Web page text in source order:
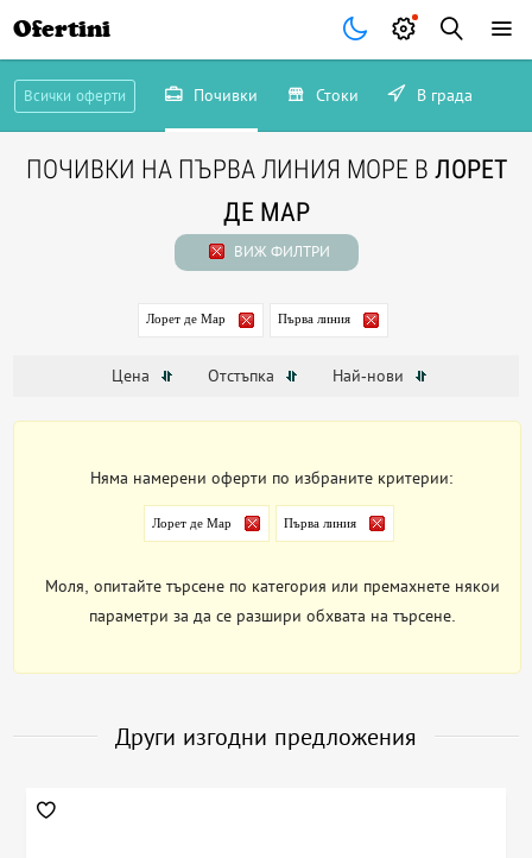
Ofertini
Всички оферти Почивки Стоки В града
ПОЧИВКИ НА ПЪРВА ЛИНИЯ МОРЕ В ЛОРЕТ
ДЕ МАР
ВИЖ ФИЛТРИ
Лорет де Мар Първа линия
Цена Отстъпка Най-нови
Няма намерени оферти по избраните критерии:
Лорет де Мар Първа линия
Моля, опитайте търсене по категория или премахнете някои
параметри за да се разшири обхвата на търсене.
Други изгодни предложения